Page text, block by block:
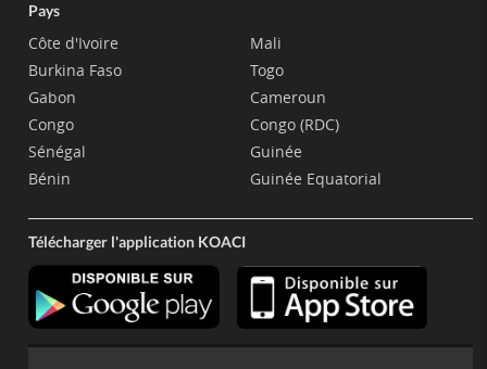
Pays
Côte d'Ivoire
Burkina Faso
Gabon
Congo
Sénégal
Bénin
Mali
Togo
Cameroun
Congo (RDC)
Guinée
Guinée Equatorial
Télécharger l'application KOACI